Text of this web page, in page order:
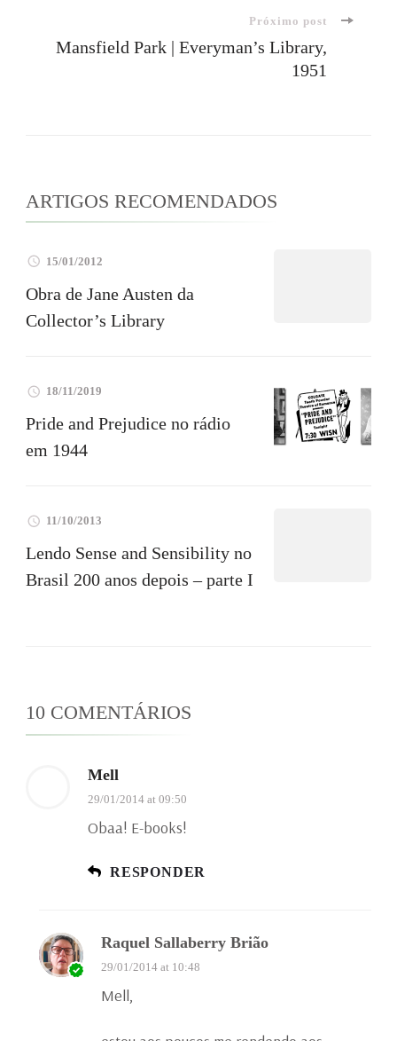
Próximo post
Mansfield Park | Everyman’s Library,
1951
ARTIGOS RECOMENDADOS
15/01/2012
Obra de Jane Austen da
Collector’s Library
18/11/2019
Pride and Prejudice no rádio
em 1944
11/10/2013
Lendo Sense and Sensibility no
Brasil 200 anos depois – parte I
10 COMENTÁRIOS
Mell
29/01/2014 at 09:50
Obaa! E-books!
RESPONDER
Raquel Sallaberry Brião
29/01/2014 at 10:48
Mell,